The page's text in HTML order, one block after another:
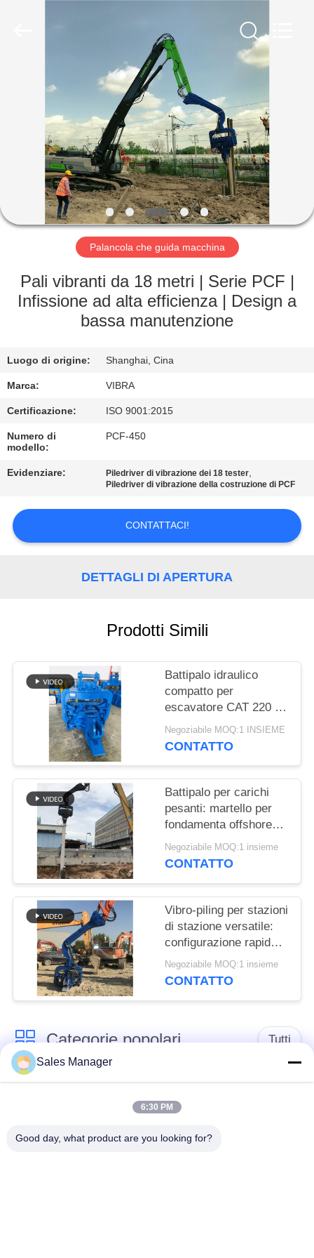
PRODOTTI
MANIFESTAZIONE
VR
NOI
FABBRICA
CONTROLLO
DI
QUALITÀ
NOTIZIE
UNA
CITAZIONE
SITEMAP
PRIVACY
POLICY
Palancola che guida macchina
Pali vibranti da 18 metri | Serie PCF |
Infissione ad alta efficienza | Design a
bassa manutenzione
Luogo di origine: Shanghai, Cina
Marca: VIBRA
Certificazione: ISO 9001:2015
Numero di
modello:
PCF-450
Evidenziare: Piledriver di vibrazione dei 18 tester,
Piledriver di vibrazione della costruzione di PCF
CONTATTACI!
DETTAGLI DI APERTURA
Prodotti Simili
Battipalo idraulico
compatto per
escavatore CAT 220 |
Design semplificato e
montaggio affidabile
Negoziabile MOQ:1 INSIEME
CONTATTO
Battipalo per carichi
pesanti: martello per
fondamenta offshore
per un'installazione
efficiente di palancole
Negoziabile MOQ:1 insieme
CONTATTO
Vibro-piling per stazioni
di stazione versatile:
configurazione rapida e
impianto efficiente per
stazioni di stazione di
Negoziabile MOQ:1 insieme
CONTATTO
Categorie popolari Tutti
escavatore montato
battipalo
Martello elettrico
Piledriver laterale
Sales Manager
6:30 PM
Good day, what product are you looking for?